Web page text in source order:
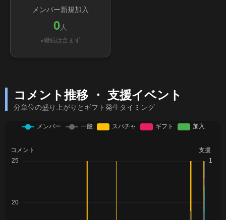
メンバー新規加入
0人
※継続は含まず
コメント推移 ・ 支援イベント
分単位の盛り上がりとギフト発生タイミング